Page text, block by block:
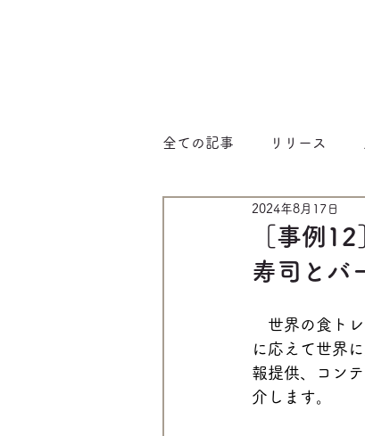
全ての記事 リリース
［事例
寿司とバ
2024年8月17日
世界の食トレ
に応えて世界
報提供、コン
介します。